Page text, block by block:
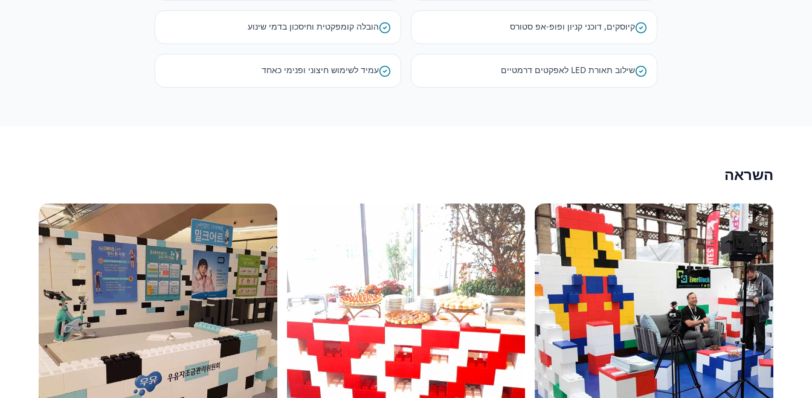
קיוסקים, דוכני קניון ופופ-אפ סטורס הובלה קומפקטית וחיסכון בדמי שינוע
שילוב תאורת LED לאפקטים דרמטיים עמיד לשימוש חיצוני ופנימי כאחד
השראה